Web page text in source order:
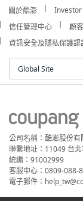
關於酷澎 Investor
信任管理中心
顧
資訊安全及隱私保護認
Global Site
公司名稱：酷澎股份有
聯繫地址：11049 台
統編：91002999
客服中心：0809-088-
電子郵件：